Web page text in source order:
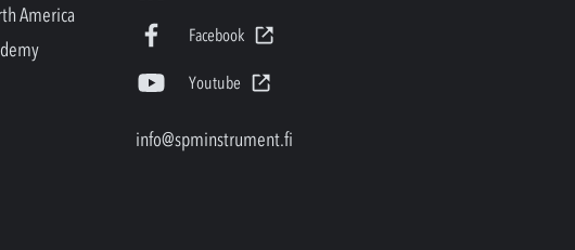
America
Facebook
Youtube
info@spminstrument.fi